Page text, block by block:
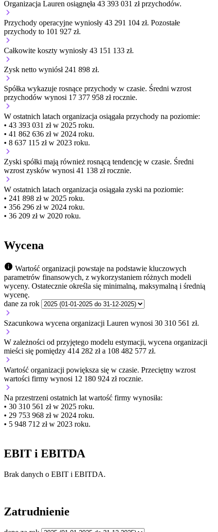
Organizacja Lauren osiągnęła 43 393 031 zł przychodów.
Przychody operacyjne wyniosły 43 291 104 zł. Pozostałe
przychody to 101 927 zł.
Całkowite koszty wyniosły 43 151 133 zł.
Zysk netto wyniósł 241 898 zł.
Spółka wykazuje rosnące przychody w czasie. Średni wzrost
przychodów wynosi 17 377 958 zł rocznie.
W ostatnich latach organizacja osiągała przychody na poziomie:
• 43 393 031 zł w 2025 roku.
• 41 862 636 zł w 2024 roku.
• 8 637 115 zł w 2023 roku.
Zyski spółki mają również rosnącą tendencję w czasie. Średni
wzrost zysków wynosi 41 138 zł rocznie.
W ostatnich latach organizacja osiągała zyski na poziomie:
• 241 898 zł w 2025 roku.
• 356 296 zł w 2024 roku.
• 36 209 zł w 2020 roku.
Wycena
Wartość organizacji powstaje na podstawie kluczowych
parametrów finansowych, z wykorzystaniem różnych modeli
wyceny. Ostatecznie określa się minimalną, maksymalną i średnią
wycenę.
dane za rok
Szacunkowa wycena organizacji Lauren wynosi 30 310 561 zł.
W zależności od przyjętego modelu estymacji, wycena organizacji
mieści się pomiędzy 414 282 zł a 108 482 577 zł.
Wartość organizacji powiększa się w czasie. Przeciętny wzrost
wartości firmy wynosi 12 180 924 zł rocznie.
Na przestrzeni ostatnich lat wartość firmy wynosiła:
• 30 310 561 zł w 2025 roku.
• 29 753 968 zł w 2024 roku.
• 5 948 712 zł w 2023 roku.
EBIT i EBITDA
Brak danych o EBIT i EBITDA.
Zatrudnienie